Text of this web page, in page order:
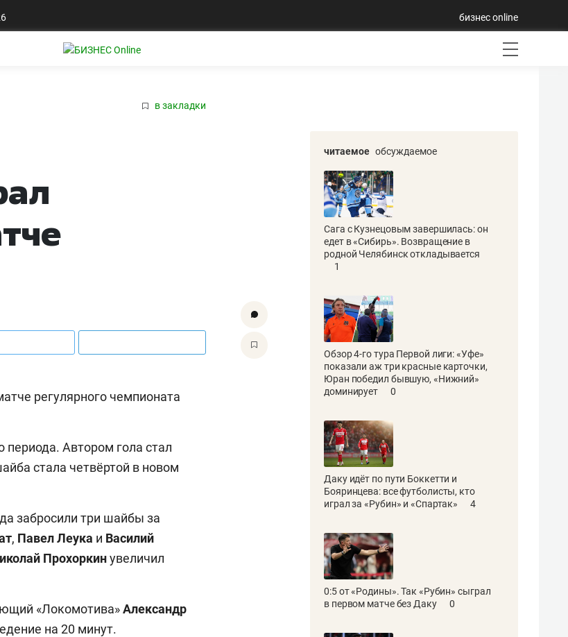
бизнес online
в закладки
регулярного чемпионата
периода. Автором гола стал
стала четвёртой в новом
забросили три шайбы за
, Павел Леука и Василий
Прохоркинувеличил
«Локомотива»Александр
на 20 минут.
читаемое обсуждаемое
Сага с Кузнецовым завершилась: он
едет в «Сибирь». Возвращение в
родной Челябинск откладывается
1
Обзор 4-го тура Первой лиги: «Уфе»
показали аж три красные карточки,
Юран победил бывшую, «Нижний»
доминирует
0
Даку идёт по пути Боккетти и
Бояринцева: все футболисты, кто
играл за «Рубин» и «Спартак»
4
0:5 от «Родины». Так «Рубин» сыграл
в первом матче без Даку
0